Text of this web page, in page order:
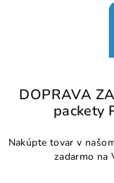
DOPRAVA
packety
Nakúpte tovar v
zadarmo na